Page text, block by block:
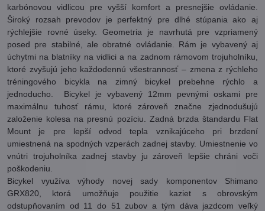
karbónovou vidlicou pre vyšší komfort a presnejšie ovládanie.
Široký rozsah prevodov je perfektný pre dlhé stúpania ako aj
rýchlejšie rovné úseky. Geometria je navrhutá pre vzpriamený
posed pre stabilné, ale obratné ovládanie. Rám je vybavený aj
úchytmi na blatníky na vidlici a na zadnom rámovom trojuholníku,
ktoré zvyšujú jeho každodennú všestrannosť – zmena z rýchleho
tréningového bicykla na zimný bicykel prebehne rýchlo a
jednoducho. Bicykel je vybavený 12mm pevnými oskami pre
maximálnu tuhosť rámu, ktoré zároveň značne zjednodušujú
založenie kolesa na presnú pozíciu. Zadná brzda štandardu Flat
Mount je pre lepší odvod tepla vznikajúceho pri brzdení
umiestnená na spodných vzperách zadnej stavby. Umiestnenie vo
vnútri trojuholníka zadnej stavby ju zároveň lepšie chráni voči
poškodeniu.
Bicykel využíva výhody novej sady komponentov Shimano
GRX820, ktorá umožňuje použitie kaziet s obrovským
odstupňovaním od 11 do 51 zubov a tým dáva jazdcom veľký